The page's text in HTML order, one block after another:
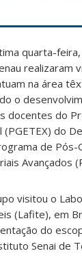
quarta-
realizaram
na área
o
docentes do
(PGETEX) do
de Pós-
Avançados
visitou o
(Lafite), em
do
Senai de